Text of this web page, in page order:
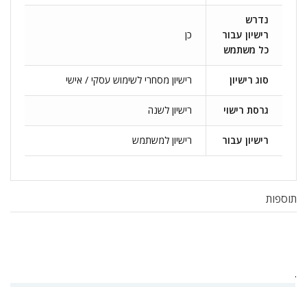
נדרש
רישיון עבור
כל משתמש
כן
סוג רישיון רישיון מסחרי לשימוש עסקי / אישי
גרסת רישוי רישיון לשנה
רישיון עבור רישיון למשתמש
תוספות
.